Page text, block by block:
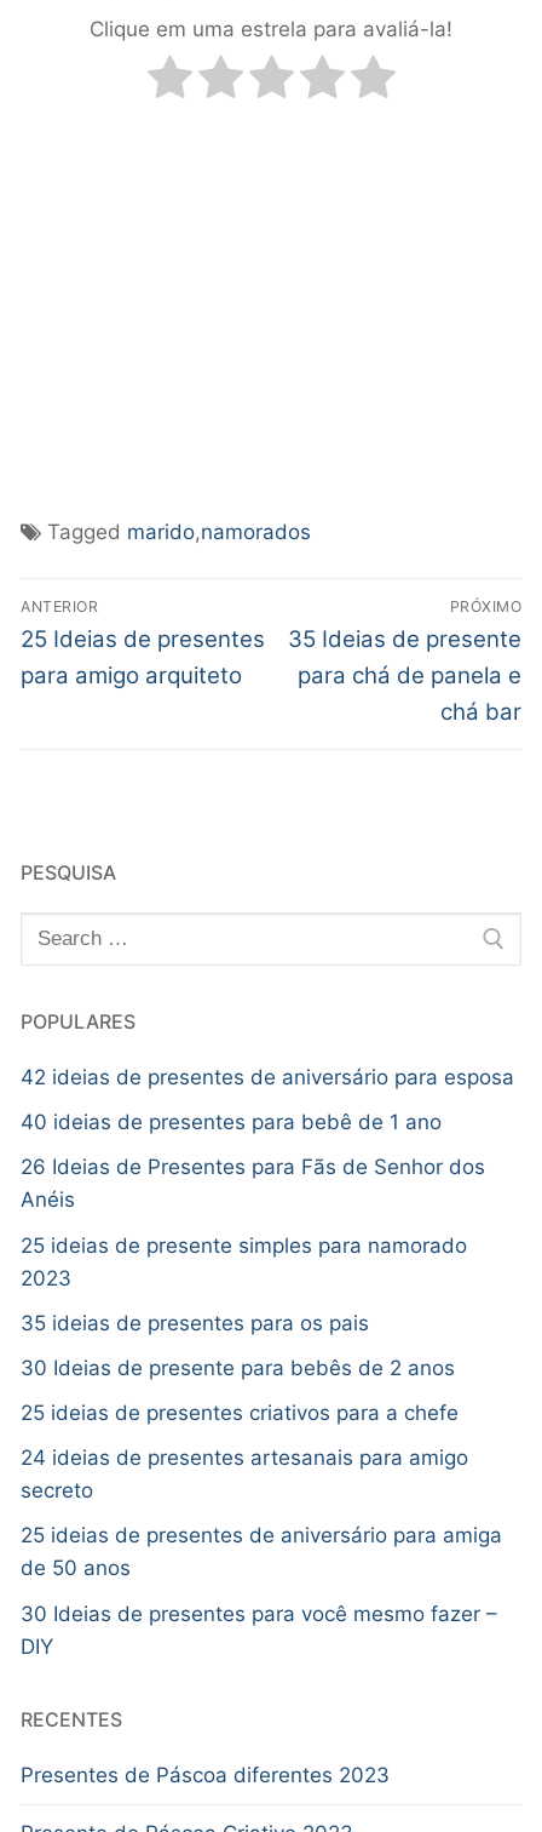
Clique em uma estrela para avaliá-la!
Tagged marido,namorados
ANTERIOR
25 Ideias de presentes
para amigo arquiteto
PRÓXIMO
35 Ideias de presente
para chá de panela e
chá bar
PESQUISA
POPULARES
42 ideias de presentes de aniversário para esposa
40 ideias de presentes para bebê de 1 ano
26 Ideias de Presentes para Fãs de Senhor dos
Anéis
25 ideias de presente simples para namorado
2023
35 ideias de presentes para os pais
30 Ideias de presente para bebês de 2 anos
25 ideias de presentes criativos para a chefe
24 ideias de presentes artesanais para amigo
secreto
25 ideias de presentes de aniversário para amiga
de 50 anos
30 Ideias de presentes para você mesmo fazer –
DIY
RECENTES
Presentes de Páscoa diferentes 2023